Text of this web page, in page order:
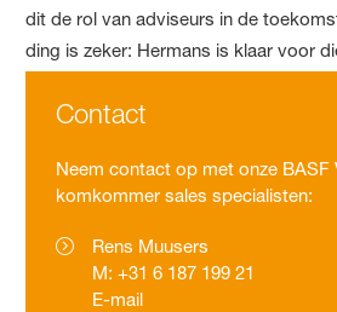
dit de rol van adviseurs in de
ding is zeker: Hermans is klaar voor
Contact
Neem contact op met onze BASF
komkommer sales specialisten:
Rens Muusers
M: +31 6 187 199 21
E-mail